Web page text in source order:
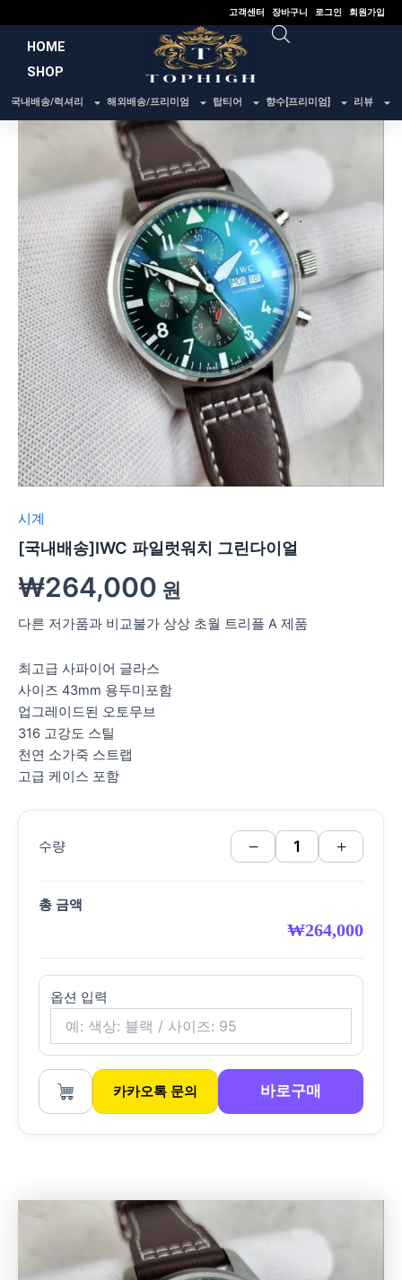
건
너
고객센터 장바구니 로그인 회원가입
HOME
SHOP
국내배송/럭셔리 해외배송/프리미엄 탑티어 향수[프리미엄] 리뷰
시계
[국내배송]IWC 파일럿워치 그린다이얼
₩264,000 원
다른 저가품과 비교불가 상상 초월 트리플 A 제품
최고급 사파이어 글라스
사이즈 43mm 용두미포함
업그레이드된 오토무브
316 고강도 스틸
천연 소가죽 스트랩
고급 케이스 포함
수량 − +
총 금액
₩264,000
옵션 입력
카카오톡 문의 바로구매